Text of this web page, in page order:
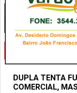
DUPLA TENTA
COMERCIAL,